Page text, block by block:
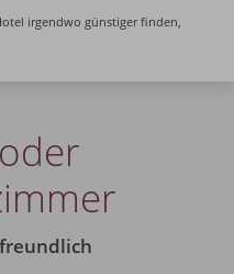
irgendwo günstiger finden,